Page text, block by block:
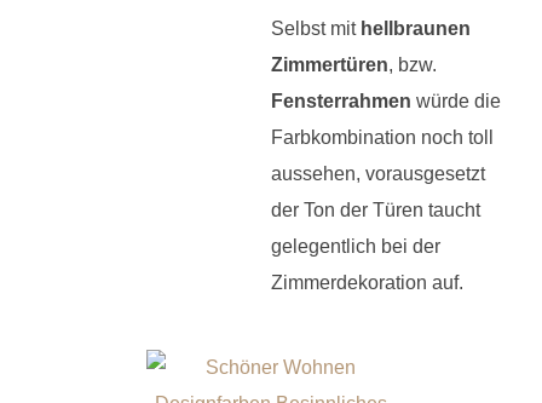
Selbst mit hellbraunen
Zimmertüren, bzw.
Fensterrahmen würde die
Farbkombination noch toll
aussehen, vorausgesetzt
der Ton der Türen taucht
gelegentlich bei der
Zimmerdekoration auf.